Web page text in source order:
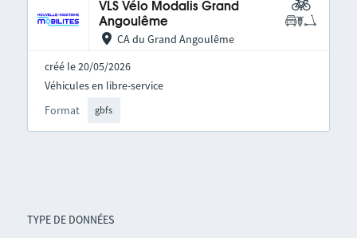
TYPE DE DONNÉES
VLS Vélo Modalis Grand
Angoulême
CA du Grand Angoulême
créé le 20/05/2026
Format gbfs
Véhicules en libre-service